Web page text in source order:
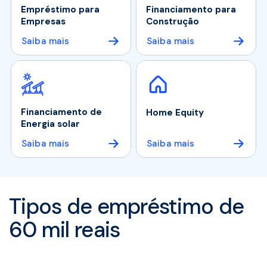
Empréstimo para
Empresas
Saiba mais
Financiamento para
Construção
Saiba mais
Financiamento de
Energia solar
Saiba mais
Home Equity
Saiba mais
Tipos de empréstimo de
60 mil reais